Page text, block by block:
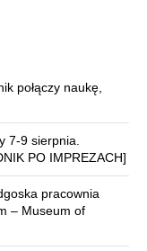
połączy naukę,
7-9 sierpnia.
PO IMPREZACH]
pracownia
– Museum of